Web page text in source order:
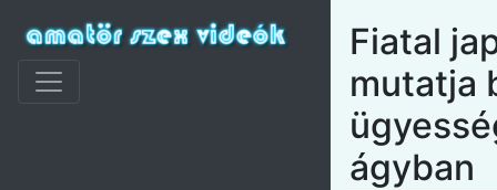
Fiatal
mutatja
ágyban